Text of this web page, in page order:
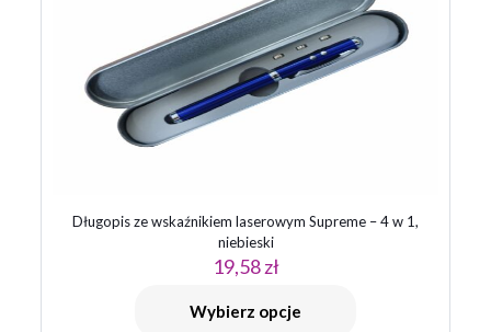
2 z 5
gwiazdek
3 z 5
gwiazdek
4 z 5
gwiazdek
5 z 5
gwiazdek
Długopis ze wskaźnikiem laserowym Supreme – 4 w 1,
niebieski
19,58zł
Wybierz opcje